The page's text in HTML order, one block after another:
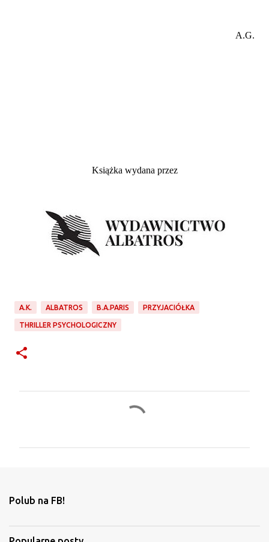
A.G.
Książka wydana przez
A.K. ALBATROS B.A.PARIS PRZYJACIÓŁKA
THRILLER PSYCHOLOGICZNY
t
r
Polub na FB!